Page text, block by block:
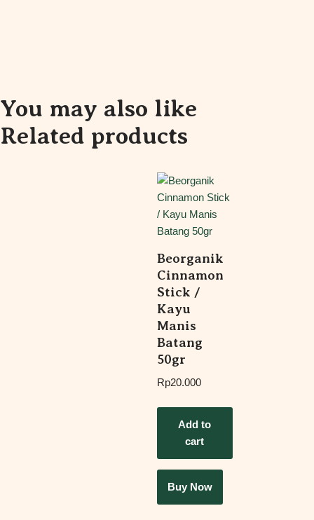
You may also like
Related products
Beorganik
Cinnamon
Stick /
Kayu
Manis
Batang
50gr
Rp20.000
Add to
cart
Buy Now